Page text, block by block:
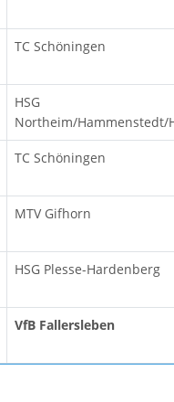
TC Schöningen
HSG
Northeim/Hammenstedt/
TC Schöningen
MTV Gifhorn
HSG Plesse-Hardenberg
VfB Fallersleben